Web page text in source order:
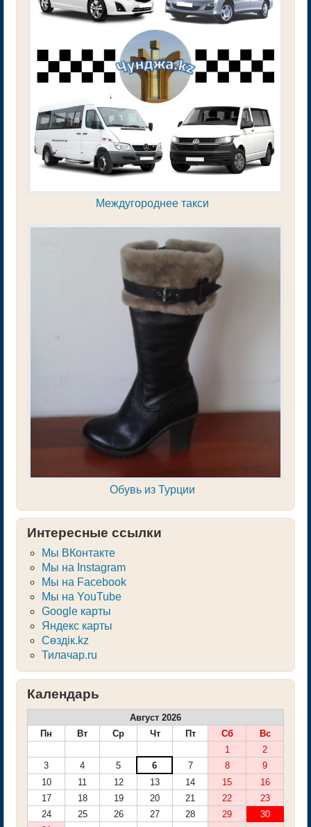
Междугороднее такси
Обувь из Турции
Интересные ссылки
Мы ВКонтакте
Мы на Instagram
Мы на Facebook
Мы на YouTube
Google карты
Яндекс карты
Сөздік.kz
Тилачар.ru
Календарь
Август 2026
Пн
Вт Ср Чт Пт Сб
Вс
1
2
3
4 5 6 7 8
9
10
11 12 13 14 15
16
17
18 19 20 21 22
23
24
25 26 27 28 29
30